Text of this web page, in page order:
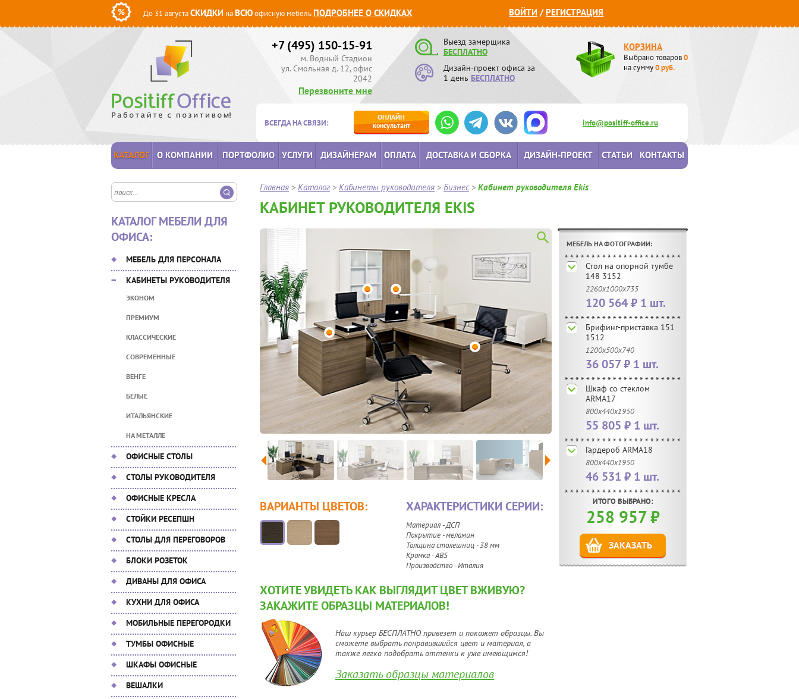
До 31 августаСКИДКИ наВСЮофисную мебельПОДРОБНЕЕ О СКИДКАХ ВОЙТИ /РЕГИСТРАЦИЯ
+7 (495) 150-15-91
м. Водный Стадион
ул. Смольная д. 12, офис
2042
Перезвоните мне
Выезд замерщика
БЕСПЛАТНО
Дизайн-проект офиса за
1 день БЕСПЛАТНО
КОРЗИНА
Выбрано товаров0
на сумму0руб.
ВСЕГДА НА СВЯЗИ:
ОНЛАЙН
консультант
info@positiff-office.ru
КАТАЛОГ О КОМПАНИИ ПОРТФОЛИО УСЛУГИ ДИЗАЙНЕРАМ ОПЛАТА ДОСТАВКА И СБОРКА ДИЗАЙН-ПРОЕКТ СТАТЬИ КОНТАКТЫ
КАТАЛОГ МЕБЕЛИ ДЛЯ
ОФИСА:
МЕБЕЛЬ ДЛЯ ПЕРСОНАЛА
КАБИНЕТЫ РУКОВОДИТЕЛЯ
ЭКОНОМ
ПРЕМИУМ
КЛАССИЧЕСКИЕ
СОВРЕМЕННЫЕ
ВЕНГЕ
БЕЛЫЕ
ИТАЛЬЯНСКИЕ
НА МЕТАЛЛЕ
ОФИСНЫЕ СТОЛЫ
СТОЛЫ РУКОВОДИТЕЛЯ
ОФИСНЫЕ КРЕСЛА
СТОЙКИ РЕСЕПШН
СТОЛЫ ДЛЯ ПЕРЕГОВОРОВ
БЛОКИ РОЗЕТОК
ДИВАНЫ ДЛЯ ОФИСА
КУХНИ ДЛЯ ОФИСА
МОБИЛЬНЫЕ ПЕРЕГОРОДКИ
ТУМБЫ ОФИСНЫЕ
ШКАФЫ ОФИСНЫЕ
ВЕШАЛКИ
Главная > Каталог > Кабинеты руководителя > Бизнес> Кабинет руководителя Ekis
КАБИНЕТ РУКОВОДИТЕЛЯ EKIS
МЕБЕЛЬ НА ФОТОГРАФИИ:
Стол на опорной тумбе
148 3152
2260x1000x735
120 564 ₽ 1 шт.
Брифинг-приставка 151
1512
1200x500x740
36 057 ₽ 1 шт.
Шкаф со стеклом
ARMA17
800x440x1950
55 805 ₽ 1 шт.
Гардероб ARMA18
800x440x1950
46 531 ₽ 1 шт.
ИТОГО ВЫБРАНО:
258 957₽
ЗАКАЗАТЬ
ВАРИАНТЫ ЦВЕТОВ: ХАРАКТЕРИСТИКИ СЕРИИ:
Материал - ДСП
Покрытие - меламин
Толщина столешниц - 38 мм
Кромка - ABS
Производство - Италия
ХОТИТЕ УВИДЕТЬ КАК ВЫГЛЯДИТ ЦВЕТ ВЖИВУЮ?
ЗАКАЖИТЕ ОБРАЗЦЫ МАТЕРИАЛОВ!
Наш курьер БЕСПЛАТНО привезет и покажет образцы. Вы
сможете выбрать понравившийся цвет и материал, а
также легко подобрать оттенки к уже имеющимся!
Заказать образцы материалов